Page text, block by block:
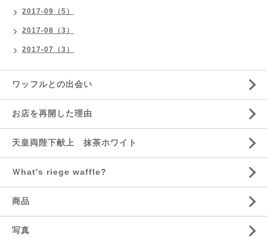
2017-09（5）
2017-08（3）
2017-07（3）
ワッフルとの出会い
お店を再開した理由
天皇両陛下献上 抹茶ホワイト
Ｗhat's riege waffle?
商品
写真